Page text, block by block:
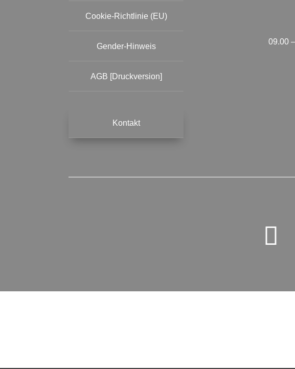
Cookie-Richtlinie (EU)
Gender-Hinweis
AGB [Druckversion]
Kontakt
09.00